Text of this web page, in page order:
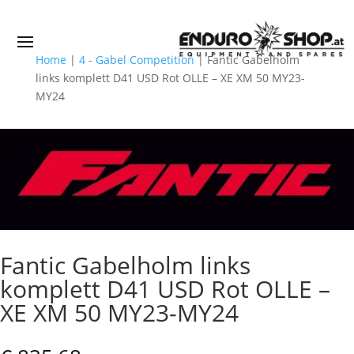
Home | 4 - Gabel Competition |Fantic Gabelholm
links komplett D41 USD Rot OLLE – XE XM 50 MY23-
MY24
Fantic Gabelholm links
komplett D41 USD Rot OLLE –
XE XM 50 MY23-MY24